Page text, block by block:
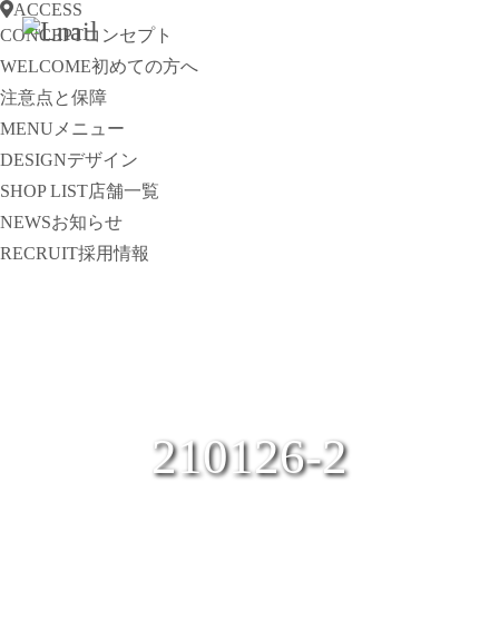
ACCESS
CONCEPTコンセプト
WELCOME初めての方へ
注意点と保障
MENU メニュー
DESIGNデザイン
SHOP LIST店舗一覧
NEWSお知らせ
RECRUIT採用情報
210126-2